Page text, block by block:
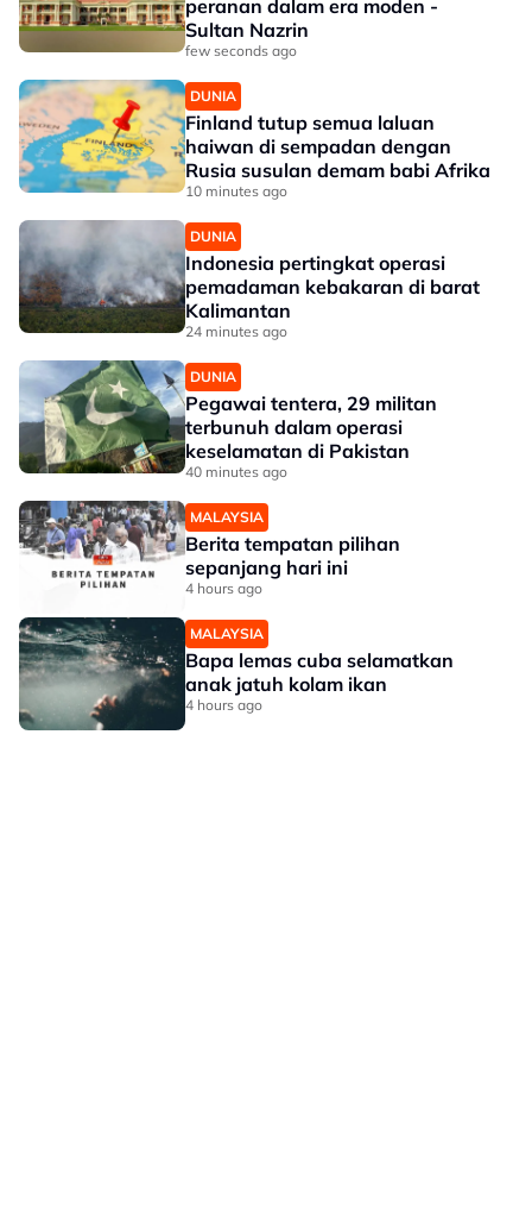
peranan dalam era moden -
Sultan Nazrin
few seconds ago
DUNIA
Finland tutup semua laluan
haiwan di sempadan dengan
Rusia susulan demam babi Afrika
10 minutes ago
DUNIA
Indonesia pertingkat operasi
pemadaman kebakaran di barat
Kalimantan
24 minutes ago
DUNIA
Pegawai tentera, 29 militan
terbunuh dalam operasi
keselamatan di Pakistan
40 minutes ago
MALAYSIA
Berita tempatan pilihan
sepanjang hari ini
4 hours ago
MALAYSIA
Bapa lemas cuba selamatkan
anak jatuh kolam ikan
4 hours ago